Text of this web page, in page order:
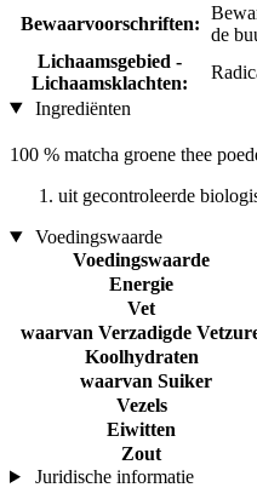
Bewaarvoorschriften:
de
Lichaamsgebied -
Lichaamsklachten:
Ingrediënten
100 % matcha groene thee
uit gecontroleerde
Voedingswaarde
Voedingswaarde
Energie
Vet
waarvan Verzadigde
Koolhydraten
waarvan Suiker
Vezels
Eiwitten
Zout
Juridische informatie